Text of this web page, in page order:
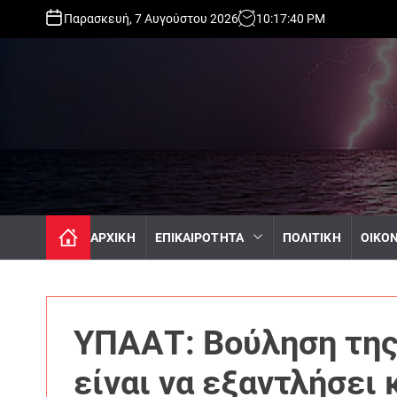
Παρασκευή, 7 Αυγούστου 2026 10:17:42 PM
ΑΡΧΙΚΗ ΕΠΙΚΑΙΡΟΤΗΤΑ ΠΟΛΙΤΙΚΗ
ΥΠΑΑΤ: Βούληση της
είναι να